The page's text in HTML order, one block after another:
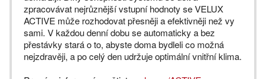
zpracovávat nejrůznější vstupní hodnoty se VELUX
ACTIVE může rozhodovat přesněji a efektivněji než vy
sami. V každou denní dobu se automaticky a bez
přestávky stará o to, abyste doma bydleli co možná
nejzdravěji, a po celý den udržuje optimální vnitřní klima.